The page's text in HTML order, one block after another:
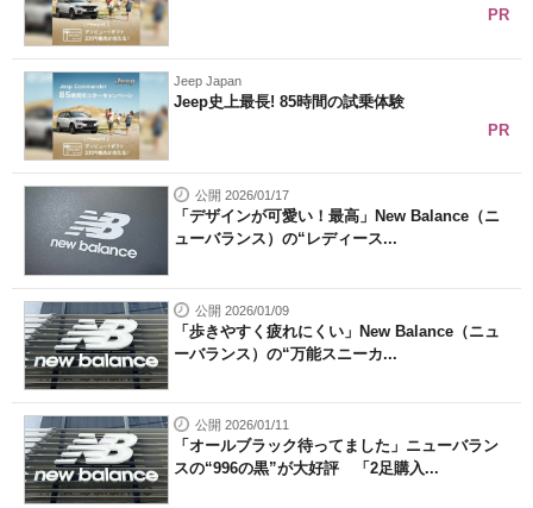
IT製品の技術・比較・事例
製造業のIT導入・活用を支援
モノづくり技術者専門サイト
エレクトロニクス専門サイト
電子設計の基本と応用
建設×テクノロジーの最前線
ちょっと気になるネットの話題
PR
Jeep Japan
Jeep史上最長! 85時間の試乗体験
PR
公開 2026/01/17
「デザインが可愛い！最高」New Balance（ニ
ューバランス）の“レディース...
公開 2026/01/09
「歩きやすく疲れにくい」New Balance（ニュ
ーバランス）の“万能スニーカ...
公開 2026/01/11
「オールブラック待ってました」ニューバラン
スの“996の黒”が大好評 「2足購入...